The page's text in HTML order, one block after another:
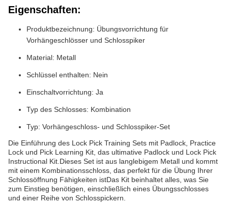
Eigenschaften:
Produktbezeichnung: Übungsvorrichtung für
Vorhängeschlösser und Schlosspiker
Material: Metall
Schlüssel enthalten: Nein
Einschaltvorrichtung: Ja
Typ des Schlosses: Kombination
Typ: Vorhängeschloss- und Schlosspiker-Set
Die Einführung des Lock Pick Training Sets mit Padlock, Practice
Lock und Pick Learning Kit, das ultimative Padlock und Lock Pick
Instructional Kit.Dieses Set ist aus langlebigem Metall und kommt
mit einem Kombinationsschloss, das perfekt für die Übung Ihrer
Schlossöffnung Fähigkeiten istDas Kit beinhaltet alles, was Sie
zum Einstieg benötigen, einschließlich eines Übungsschlosses
und einer Reihe von Schlosspickern.